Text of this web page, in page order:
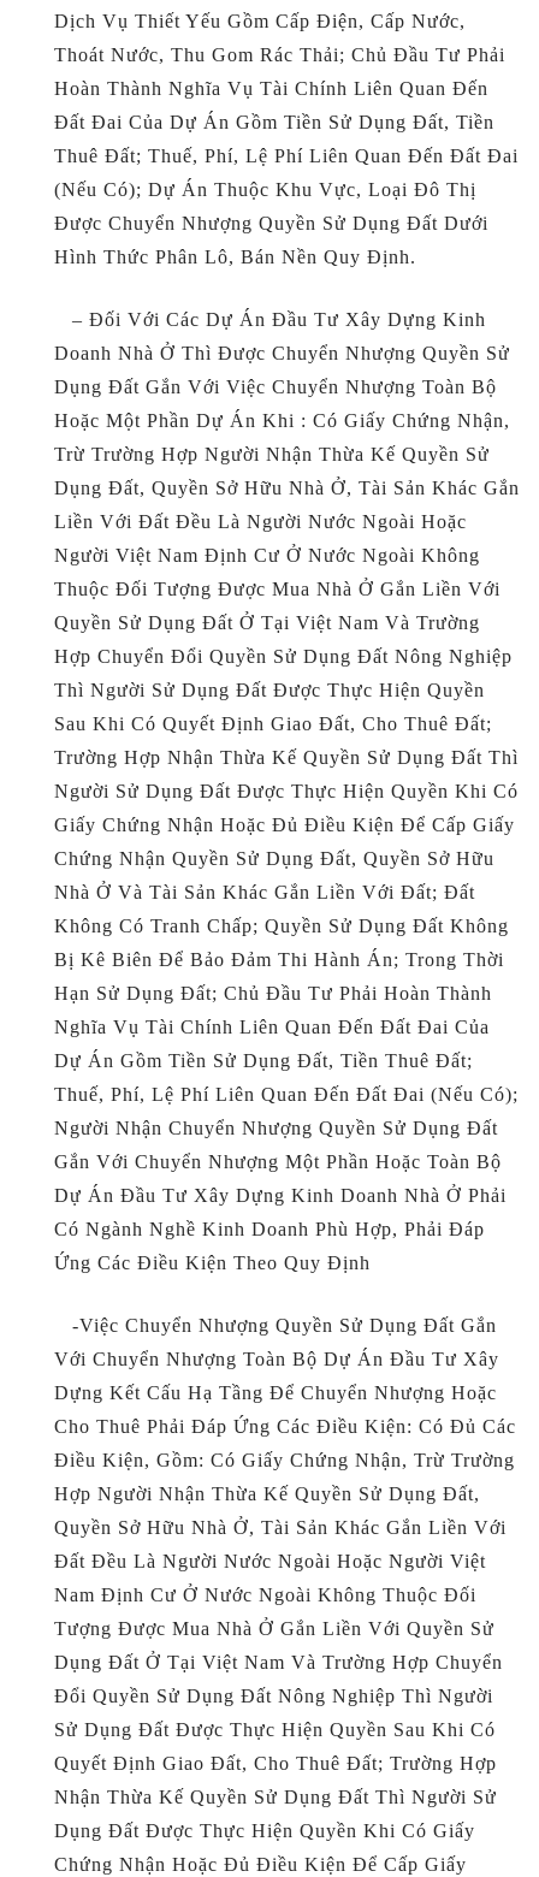
Dịch Vụ Thiết Yếu Gồm Cấp Điện, Cấp Nước,
Thoát Nước, Thu Gom Rác Thải; Chủ Đầu Tư Phải
Hoàn Thành Nghĩa Vụ Tài Chính Liên Quan Đến
Đất Đai Của Dự Án Gồm Tiền Sử Dụng Đất, Tiền
Thuê Đất; Thuế, Phí, Lệ Phí Liên Quan Đến Đất Đai
(nếu Có); Dự Án Thuộc Khu Vực, Loại Đô Thị
Được Chuyển Nhượng Quyền Sử Dụng Đất Dưới
Hình Thức Phân Lô, Bán Nền Quy Định.
– Đối Với Các Dự Án Đầu Tư Xây Dựng Kinh
Doanh Nhà Ở Thì Được Chuyển Nhượng Quyền Sử
Dụng Đất Gắn Với Việc Chuyển Nhượng Toàn Bộ
Hoặc Một Phần Dự Án Khi : Có Giấy Chứng Nhận,
Trừ Trường Hợp Người Nhận Thừa Kế Quyền Sử
Dụng Đất, Quyền Sở Hữu Nhà Ở, Tài Sản Khác Gắn
Liền Với Đất Đều Là Người Nước Ngoài Hoặc
Người Việt Nam Định Cư Ở Nước Ngoài Không
Thuộc Đối Tượng Được Mua Nhà Ở Gắn Liền Với
Quyền Sử Dụng Đất Ở Tại Việt Nam Và Trường
Hợp Chuyển Đổi Quyền Sử Dụng Đất Nông Nghiệp
Thì Người Sử Dụng Đất Được Thực Hiện Quyền
Sau Khi Có Quyết Định Giao Đất, Cho Thuê Đất;
Trường Hợp Nhận Thừa Kế Quyền Sử Dụng Đất Thì
Người Sử Dụng Đất Được Thực Hiện Quyền Khi Có
Giấy Chứng Nhận Hoặc Đủ Điều Kiện Để Cấp Giấy
Chứng Nhận Quyền Sử Dụng Đất, Quyền Sở Hữu
Nhà Ở Và Tài Sản Khác Gắn Liền Với Đất; Đất
Không Có Tranh Chấp; Quyền Sử Dụng Đất Không
Bị Kê Biên Để Bảo Đảm Thi Hành Án; Trong Thời
Hạn Sử Dụng Đất; Chủ Đầu Tư Phải Hoàn Thành
Nghĩa Vụ Tài Chính Liên Quan Đến Đất Đai Của
Dự Án Gồm Tiền Sử Dụng Đất, Tiền Thuê Đất;
Thuế, Phí, Lệ Phí Liên Quan Đến Đất Đai (nếu Có);
Người Nhận Chuyển Nhượng Quyền Sử Dụng Đất
Gắn Với Chuyển Nhượng Một Phần Hoặc Toàn Bộ
Dự Án Đầu Tư Xây Dựng Kinh Doanh Nhà Ở Phải
Có Ngành Nghề Kinh Doanh Phù Hợp, Phải Đáp
Ứng Các Điều Kiện Theo Quy Định
-Việc Chuyển Nhượng Quyền Sử Dụng Đất Gắn
Với Chuyển Nhượng Toàn Bộ Dự Án Đầu Tư Xây
Dựng Kết Cấu Hạ Tầng Để Chuyển Nhượng Hoặc
Cho Thuê Phải Đáp Ứng Các Điều Kiện: Có Đủ Các
Điều Kiện, Gồm: Có Giấy Chứng Nhận, Trừ Trường
Hợp Người Nhận Thừa Kế Quyền Sử Dụng Đất,
Quyền Sở Hữu Nhà Ở, Tài Sản Khác Gắn Liền Với
Đất Đều Là Người Nước Ngoài Hoặc Người Việt
Nam Định Cư Ở Nước Ngoài Không Thuộc Đối
Tượng Được Mua Nhà Ở Gắn Liền Với Quyền Sử
Dụng Đất Ở Tại Việt Nam Và Trường Hợp Chuyển
Đổi Quyền Sử Dụng Đất Nông Nghiệp Thì Người
Sử Dụng Đất Được Thực Hiện Quyền Sau Khi Có
Quyết Định Giao Đất, Cho Thuê Đất; Trường Hợp
Nhận Thừa Kế Quyền Sử Dụng Đất Thì Người Sử
Dụng Đất Được Thực Hiện Quyền Khi Có Giấy
Chứng Nhận Hoặc Đủ Điều Kiện Để Cấp Giấy